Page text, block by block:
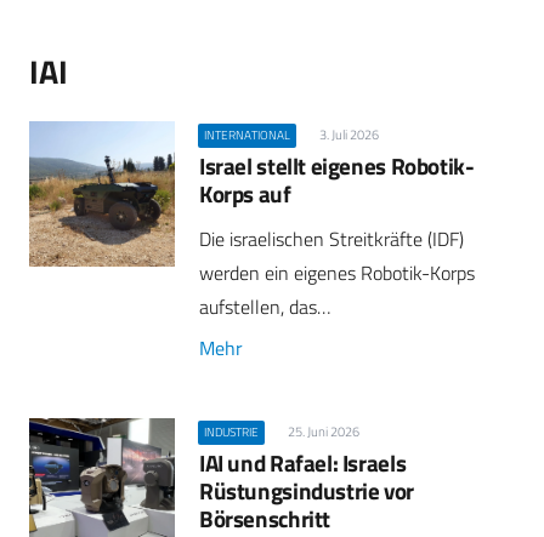
IAI
INTERNATIONAL 3. Juli 2026
Israel stellt eigenes Robotik-
Korps auf
Die israelischen Streitkräfte (IDF)
werden ein eigenes Robotik-Korps
aufstellen, das…
Mehr
INDUSTRIE 25. Juni 2026
IAI und Rafael: Israels
Rüstungsindustrie vor
Börsenschritt